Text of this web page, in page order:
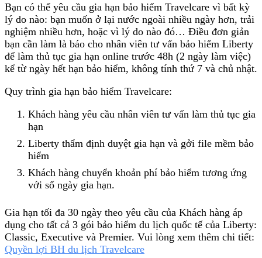
Bạn có thể yêu cầu gia hạn bảo hiểm Travelcare vì bất kỳ
lý do nào: bạn muốn ở lại nước ngoài nhiều ngày hơn, trải
nghiệm nhiều hơn, hoặc vì lý do nào đó… Điều đơn giản
bạn cần làm là báo cho nhân viên tư vấn bảo hiểm Liberty
để làm thủ tục gia hạn online trước 48h (2 ngày làm việc)
kể từ ngày hết hạn bảo hiểm, không tính thứ 7 và chủ nhật.
Quy trình gia hạn bảo hiểm Travelcare:
Khách hàng yêu cầu nhân viên tư vấn làm thủ tục gia
hạn
Liberty thẩm định duyệt gia hạn và gởi file mềm bảo
hiểm
Khách hàng chuyển khoản phí bảo hiểm tương ứng
với số ngày gia hạn.
Gia hạn tối đa 30 ngày theo yêu cầu của Khách hàng áp
dụng cho tất cả 3 gói bảo hiểm du lịch quốc tế của Liberty:
Classic, Executive và Premier. Vui lòng xem thêm chi tiết:
Quyền lợi BH du lịch Travelcare